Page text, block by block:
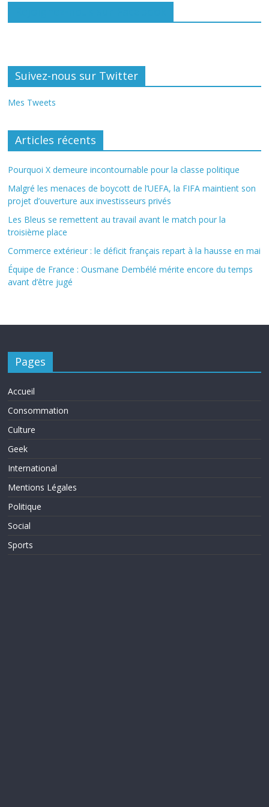
Suivez-nous sur Twitter
Mes Tweets
Articles récents
Pourquoi X demeure incontournable pour la classe politique
Malgré les menaces de boycott de l’UEFA, la FIFA maintient son
projet d’ouverture aux investisseurs privés
Les Bleus se remettent au travail avant le match pour la
troisième place
Commerce extérieur : le déficit français repart à la hausse en mai
Équipe de France : Ousmane Dembélé mérite encore du temps
avant d’être jugé
Pages
Accueil
Consommation
Culture
Geek
International
Mentions Légales
Politique
Social
Sports